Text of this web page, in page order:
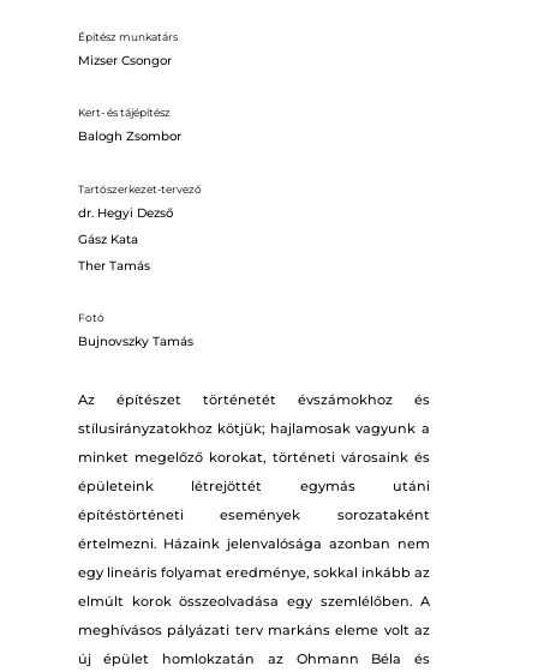
Építész munkatárs
Mizser Csongor
Kert- és tájépítész
Balogh Zsombor
Tartószerkezet-tervező
dr. Hegyi Dezső
Gász Kata
Ther Tamás
Fotó
Bujnovszky Tamás
Az építészet történetét évszámokhoz és
stílusirányzatokhoz kötjük; hajlamosak vagyunk a
minket megelőző korokat, történeti városaink és
épületeink létrejöttét egymás utáni
építéstörténeti események sorozataként
értelmezni. Házaink jelenvalósága azonban nem
egy lineáris folyamat eredménye, sokkal inkább az
elmúlt korok összeolvadása egy szemlélőben. A
meghívásos pályázati terv markáns eleme volt az
új épület homlokzatán az Ohmann Béla és